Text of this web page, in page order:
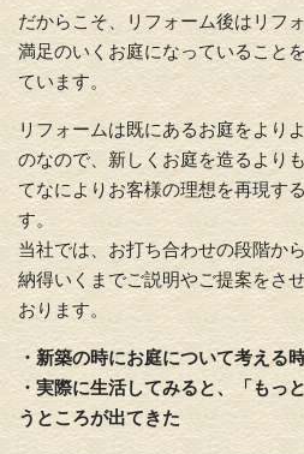
だからこそ、リフォーム後はリフ
満足のいくお庭になっていること
ています。
リフォームは既にあるお庭をより
のなので、新しくお庭を造るより
てなによりお客様の理想を再現す
す。
当社では、お打ち合わせの段階か
納得いくまでご説明やご提案をさ
おります。
・新築の時にお庭について考える
・実際に生活してみると、「もっ
うところが出てきた